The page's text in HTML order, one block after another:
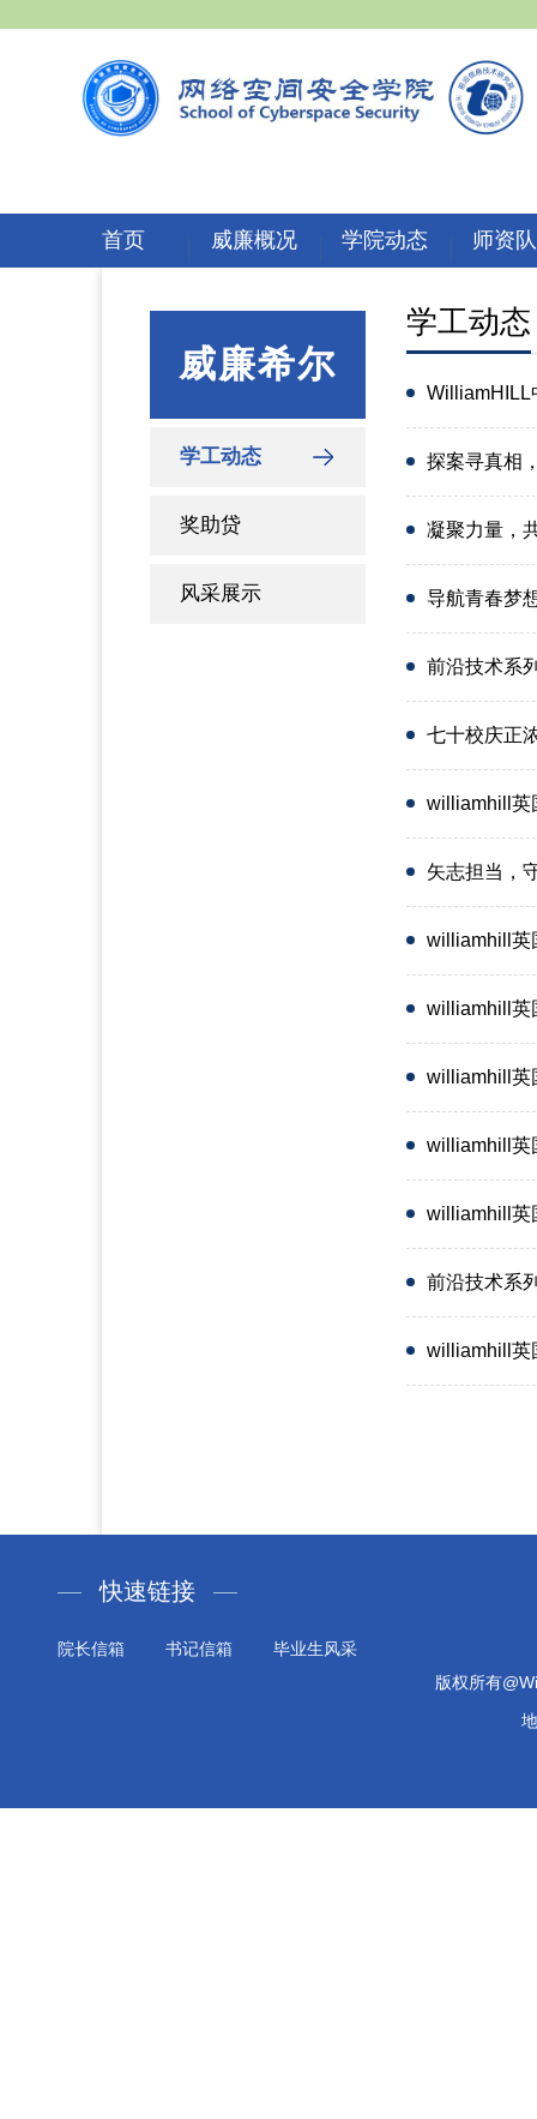
首页 威廉概况 学院动态 师资
威廉希尔
学工动态
奖助贷
风采展示
学工动态
WilliamHILL
探案寻真相
凝聚力量，
导航青春梦
前沿技术系
七十校庆正
williamhill英
矢志担当，
williamhill英
williamhill英
williamhill英
williamhill英
williamhill英
前沿技术系
williamhill英
快速链接
院长信箱 书记信箱
毕业生风采
版权所有